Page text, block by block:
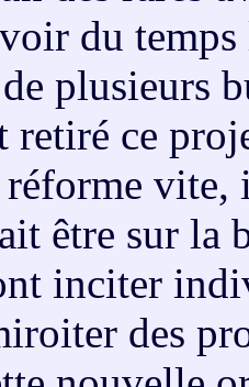
du
plusieurs
retiré ce
réforme
être sur la
inciter
des